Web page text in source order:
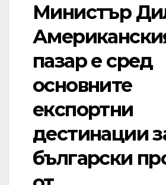
Министър
пазар е сред
основните
експортни
дестинации
български